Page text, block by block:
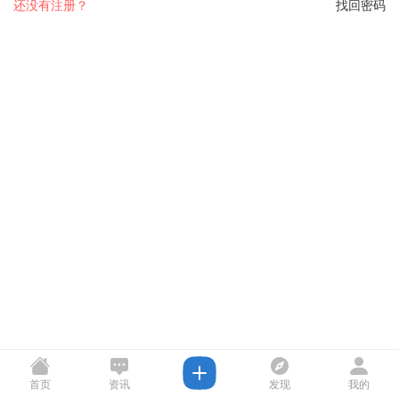
找回密码
还没有注册？
首页 资讯 发现 我的